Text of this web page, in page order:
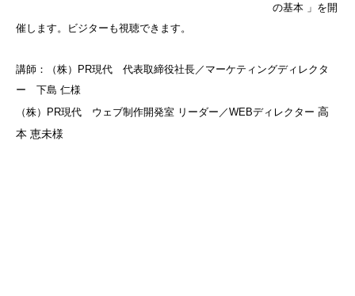
の基本 」を開
催します。ビジターも視聴できます。
講師：（株）PR現代 代表取締役社長／マーケティングディレクタ
ー 下島 仁様
（株）PR現代 ウェブ制作開発室 リーダー／WEBディレクター 高
本 恵未様